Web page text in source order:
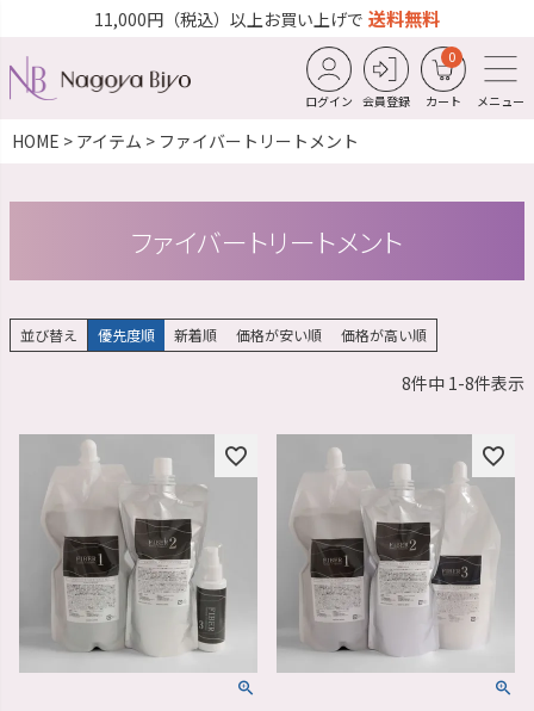
11,000円（税込）以上お買い上げで 送料無料
ログイン 会員登録 カート
0
メニュー
HOME アイテム ファイバートリートメント
ファイバートリートメント
並び替え 優先度順 新着順 価格が安い順 価格が高い順
8件中 1-8件表示